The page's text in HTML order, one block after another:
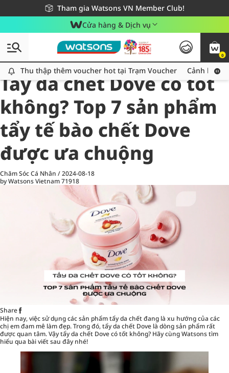
Tham gia Watsons VN Member Club!
Miễn phí giao hàng cho đơn hàng từ 249,000Đ
Giao hàng nhanh 24h - Áp dụng khu vực TP. Hồ Chí Minh
Cửa hàng & Dịch vụ
0
Thu thập thêm voucher hot tại Trạm Voucher
Thu thập thêm voucher hot tại Trạm Voucher Cảnh báo
All
Chăm Sóc Cá Nhân
Tẩy da chết Dove có tốt
không? Top 7 sản phẩm
tẩy tế bào chết Dove
được ưa chuộng
Chăm Sóc Cá Nhân /2024-08-18
by Watsons Vietnam71918
Share
Hiện nay, việc sử dụng các sản phẩm tẩy da chết đang là xu hướng của các
chị em đam mê làm đẹp. Trong đó, tẩy da chết Dove là dòng sản phẩm rất
được quan tâm. Vậy tẩy da chết Dove có tốt không? Hãy cùngWatsonstìm
hiểu qua bài viết sau đây nhé!